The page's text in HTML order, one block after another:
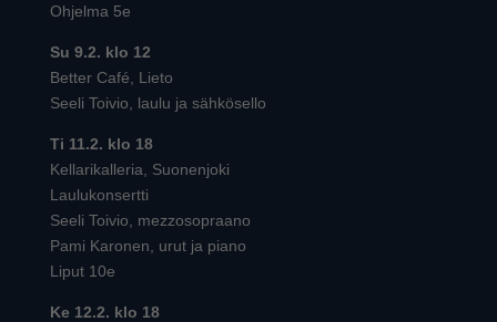
Ohjelma 5e
Su 9.2. klo 12
Better Café, Lieto
Seeli Toivio, laulu ja sähkösello
Ti 11.2. klo 18
Kellarikalleria, Suonenjoki
Laulukonsertti
Seeli Toivio, mezzosopraano
Pami Karonen, urut ja piano
Liput 10e
Ke 12.2. klo 18